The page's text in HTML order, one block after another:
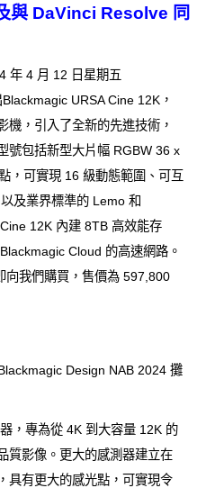
與 DaVinci Resolve 同
年 4 月 12 日星期五
URSA Cine 12K，
機，引入了全新的先進技術，
號包括新型大片幅 RGBW 36 x
，可實現 16 級動態範圍、可互
及業界標準的 Lemo 和
12K 內建 8TB 高效能存
Cloud 的高速網路。
向我們購買，售價為 597,800
Design NAB 2024 攤
，專為從 4K 到大容量 12K 的
質影像。更大的感測器建立在
具有更大的感光點，可實現令